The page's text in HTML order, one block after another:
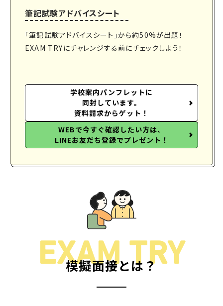
筆記試験アドバイスシート
「筆記試験アドバイスシート」から約50%が出題！
EXAM TRYにチャレンジする前にチェックしよう！
学校案内パンフレットに
同封しています。
資料請求からゲット！
WEBで今すぐ確認したい方は、
LINEお友だち登録でプレゼント！
EXAM TRY
模擬面接とは？